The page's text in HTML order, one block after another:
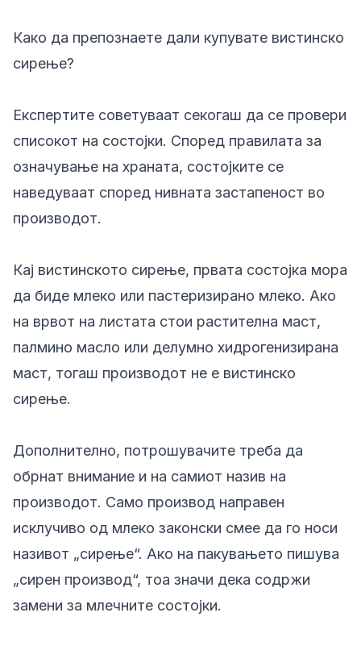
Како да препознаете дали купувате вистинско
сирење?
Експертите советуваат секогаш да се провери
списокот на состојки. Според правилата за
означување на храната, состојките се
наведуваат според нивната застапеност во
производот.
Кај вистинското сирење, првата состојка мора
да биде млеко или пастеризирано млеко. Ако
на врвот на листата стои растителна маст,
палмино масло или делумно хидрогенизирана
маст, тогаш производот не е вистинско
сирење.
Дополнително, потрошувачите треба да
обрнат внимание и на самиот назив на
производот. Само производ направен
исклучиво од млеко законски смее да го носи
називот „сирење“. Ако на пакувањето пишува
„сирен производ“, тоа значи дека содржи
замени за млечните состојки.